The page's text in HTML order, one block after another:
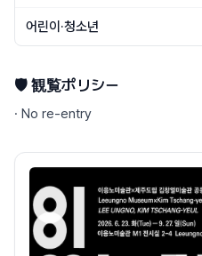
어린이·청소년
🛡️ 観覧ポリシー
· No re-entry